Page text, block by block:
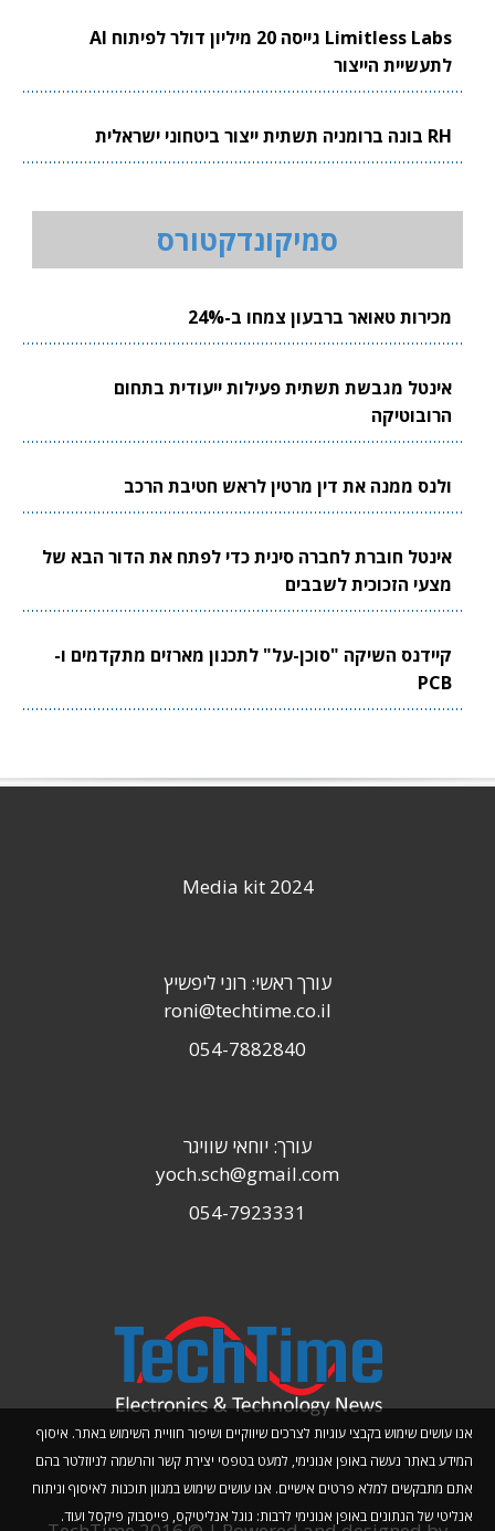
Limitless Labs גייסה 20 מיליון דולר לפיתוח AI
לתעשיית הייצור
RH בונה ברומניה תשתית ייצור ביטחוני ישראלית
סמיקונדקטורס
מכירות טאואר ברבעון צמחו ב-24%
אינטל מגבשת תשתית פעילות ייעודית בתחום
הרובוטיקה
ולנס ממנה את דין מרטין לראש חטיבת הרכב
אינטל חוברת לחברה סינית כדי לפתח את הדור הבא של
מצעי הזכוכית לשבבים
קיידנס השיקה "סוכן-על" לתכנון מארזים מתקדמים ו-
PCB
אנו עושים שימוש בקבצי עוגיות לצרכים שיווקיים ושיפור חוויית השימוש באתר. איסוף
המידע באתר נעשה באופן אנונימי, למעט בטפסי יצירת קשר והרשמה לניוזלטר בהם
אתם מתבקשים למלא פרטים אישיים. אנו עושים שימוש במגוון תוכנות לאיסוף וניתוח
אנליטי של הנתונים באופן אנונימי לרבות: גוגל אנליטיקס, פייסבוק פיקסל ועוד.
Media kit 2024
עורך ראשי: רוני ליפשיץ
roni@techtime.co.il
054-7882840
עורך: יוחאי שוויגר
yoch.sch@gmail.com
054-7923331